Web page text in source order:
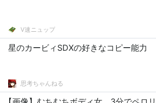
V速ニュップ
星のカービィSDXの好きなコピー能力
思考ちゃんねる